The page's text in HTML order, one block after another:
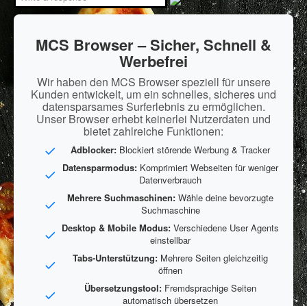
MCS Browser – Sicher, Schnell &
Werbefrei
Wir haben den MCS Browser speziell für unsere
Kunden entwickelt, um ein schnelles, sicheres und
datensparsames Surferlebnis zu ermöglichen.
Unser Browser erhebt keinerlei Nutzerdaten und
bietet zahlreiche Funktionen:
Adblocker: Blockiert störende Werbung & Tracker
Datensparmodus: Komprimiert Webseiten für weniger
Datenverbrauch
Mehrere Suchmaschinen: Wähle deine bevorzugte
Suchmaschine
Desktop & Mobile Modus: Verschiedene User Agents
einstellbar
Tabs-Unterstützung: Mehrere Seiten gleichzeitig
öffnen
Übersetzungstool: Fremdsprachige Seiten
automatisch übersetzen